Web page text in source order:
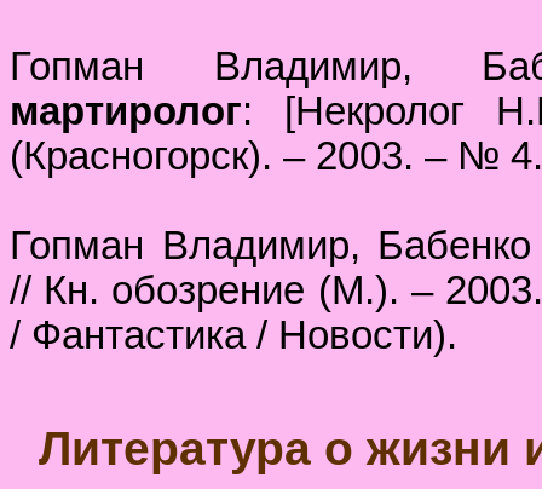
Гопман Владимир,
мартиролог: [Некролог
(Красногорск). – 2003. – №
Гопман Владимир,
// Кн. обозрение (М.). –
/ Фантастика / Новости).
Литература о жизни